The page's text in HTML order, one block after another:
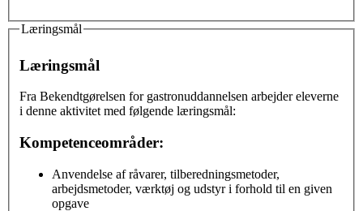
Læringsmål
Læringsmål
Fra Bekendtgørelsen for gastronuddannelsen arbejder eleverne
i denne aktivitet med følgende læringsmål:
Kompetenceområder:
Anvendelse af råvarer, tilberedningsmetoder,
arbejdsmetoder, værktøj og udstyr i forhold til en given
opgave